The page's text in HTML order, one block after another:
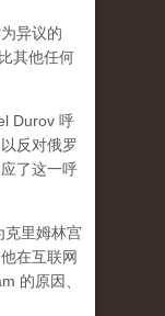
异议的
其他任何
Durov 呼
反对俄罗
了这一呼
克里姆林宫
在互联网
的原因、